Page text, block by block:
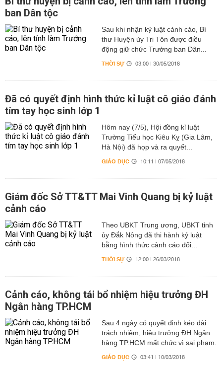
ban Dân tộc
Sau khi nhận kỷ luật cảnh cáo, Bí
thư Huyện ủy Tri Tôn được điều
động giữ chức Trưởng ban Dân...
THỜI SỰ 03:00 | 30/05/2018
Đã có quyết định hình thức kỉ luật cô giáo đánh
tím tay học sinh lớp 1
Hôm nay (7/5), Hội đồng kỉ luật
Trường Tiểu học Kiêu Kỵ (Gia Lâm,
Hà Nội) đã họp và ra quyết...
GIÁO DỤC 10:11 | 07/05/2018
Giám đốc Sở TT&TT Mai Vinh Quang bị kỷ luật
cảnh cáo
Theo UBKT Trung ương, UBKT tỉnh
ủy Đắk Nông đã thi hành kỷ luật
bằng hình thức cảnh cáo đối...
THỜI SỰ 12:00 | 26/03/2018
Cảnh cáo, không tái bổ nhiệm hiệu trưởng ĐH
Ngân hàng TP.HCM
Sau 4 ngày có quyết định kéo dài
trách nhiệm, hiệu trưởng ĐH Ngân
hàng TP.HCM mất chức vì sai phạm.
GIÁO DỤC 03:41 | 10/03/2018